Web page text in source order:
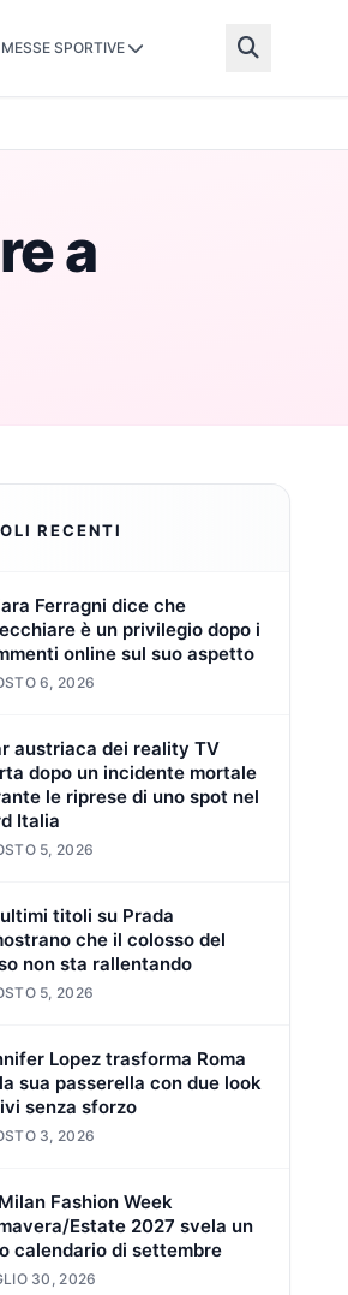
SPORTIVE
a
RECENTI
Ferragni dice che
è un privilegio dopo i
online sul suo aspetto
6, 2026
austriaca dei reality TV
dopo un incidente mortale
le riprese di uno spot nel
Italia
5, 2026
titoli su Prada
che il colosso del
non sta rallentando
5, 2026
Lopez trasforma Roma
sua passerella con due look
senza sforzo
3, 2026
Fashion Week
Estate 2027 svela un
calendario di settembre
30, 2026